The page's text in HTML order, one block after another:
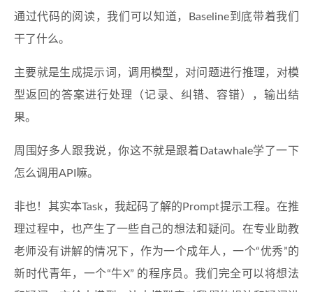
通过代码的阅读，我们可以知道，Baseline到底带着我们
干了什么。
主要就是生成提示词，调用模型，对问题进行推理，对模
型返回的答案进行处理（记录、纠错、容错），输出结
果。
周围好多人跟我说，你这不就是跟着Datawhale学了一下
怎么调用API嘛。
非也！其实本Task，我起码了解的Prompt提示工程。在推
理过程中，也产生了一些自己的想法和疑问。在专业助教
老师没有讲解的情况下，作为一个成年人，一个“优秀”的
新时代青年，一个“牛X” 的程序员。我们完全可以将想法